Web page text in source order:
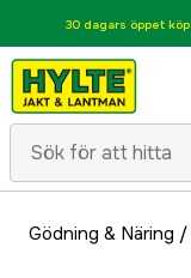
30 dagars öppet köp
Gödning & Näring /